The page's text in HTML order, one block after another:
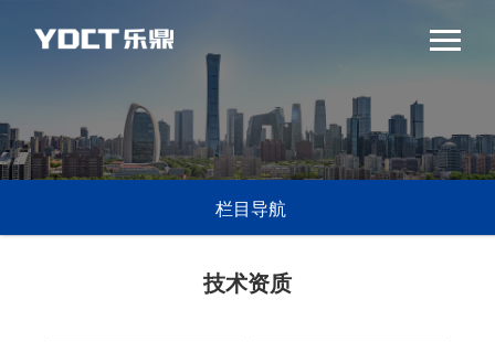
栏目导航
技术资质